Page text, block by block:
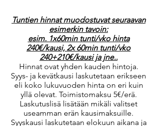
Tuntien hinnat muodostuvat seuraavan
esimerkin tavoin:
esim. 1x60min tunti/vko hinta
240€/kausi, 2x 60min tunti/vko
240+210€/kausi ja jne..
Hinnat ovat yhden kauden hintoja.
Syys- ja kevätkausi laskutetaan erikseen
eli koko lukuvuoden hinta on eri kuin
yllä olevat. Toimistomaksu 5€/erä.
Laskutuslisä lisätään mikäli valitset
useamman erän kausimaksuille.
Syyskausi laskutetaan elokuun aikana ja